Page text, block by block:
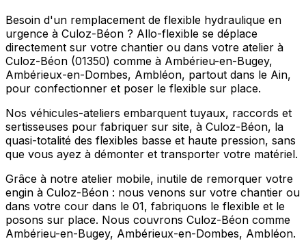
Besoin d'un remplacement de flexible hydraulique en
urgence à Culoz-Béon ? Allo-flexible se déplace
directement sur votre chantier ou dans votre atelier à
Culoz-Béon (01350) comme à Ambérieu-en-Bugey,
Ambérieux-en-Dombes, Ambléon, partout dans le Ain,
pour confectionner et poser le flexible sur place.
Nos véhicules-ateliers embarquent tuyaux, raccords et
sertisseuses pour fabriquer sur site, à Culoz-Béon, la
quasi-totalité des flexibles basse et haute pression, sans
que vous ayez à démonter et transporter votre matériel.
Grâce à notre atelier mobile, inutile de remorquer votre
engin à Culoz-Béon : nous venons sur votre chantier ou
dans votre cour dans le 01, fabriquons le flexible et le
posons sur place. Nous couvrons Culoz-Béon comme
Ambérieu-en-Bugey, Ambérieux-en-Dombes, Ambléon.